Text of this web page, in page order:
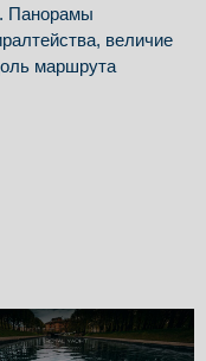
Панорамы
величие
маршрута